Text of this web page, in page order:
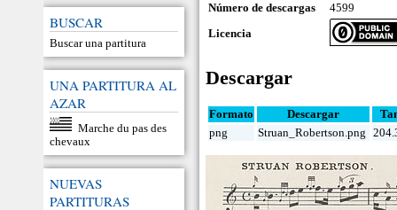
BUSCAR
Buscar una partitura
UNA PARTITURA AL
AZAR
Marche du pas des
chevaux
NUEVAS
PARTITURAS
Número de descargas
4599
Licencia
Descargar
Formato Descargar
png
Struan_Robertson.png